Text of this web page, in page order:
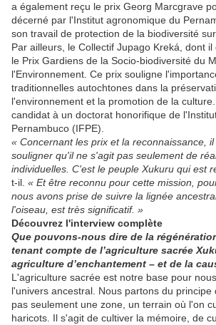
a également reçu le prix Georg Marcgrave
décerné par l'Institut agronomique du
son travail de protection de la biodiversité
Par ailleurs, le Collectif Jupago Kreká, dont
le Prix Gardiens de la Socio-biodiversité du
l'Environnement. Ce prix souligne
traditionnelles autochtones dans la
l'environnement et la promotion de la
candidat à un doctorat honorifique de
Pernambuco (IFPE).
« Concernant les prix et la reconnaissance,
souligner qu'il ne s'agit pas seulement de
individuelles. C'est le peuple Xukuru qui est
t-il. « Et être reconnu pour cette mission,
nous avons prise de suivre la lignée
l'oiseau, est très significatif. »
Découvrez l'interview complète
Que pouvons-nous dire de la
tenant compte de l’agriculture sacrée
agriculture d’enchantement – ​​et de la
L'agriculture sacrée est notre base pour
l'univers ancestral. Nous partons du principe
pas seulement une zone, un terrain où l'on
haricots. Il s'agit de cultiver la mémoire, de